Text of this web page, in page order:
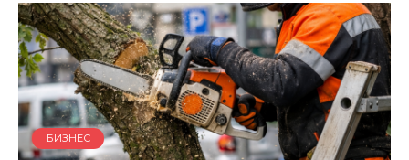
БИЗНЕС